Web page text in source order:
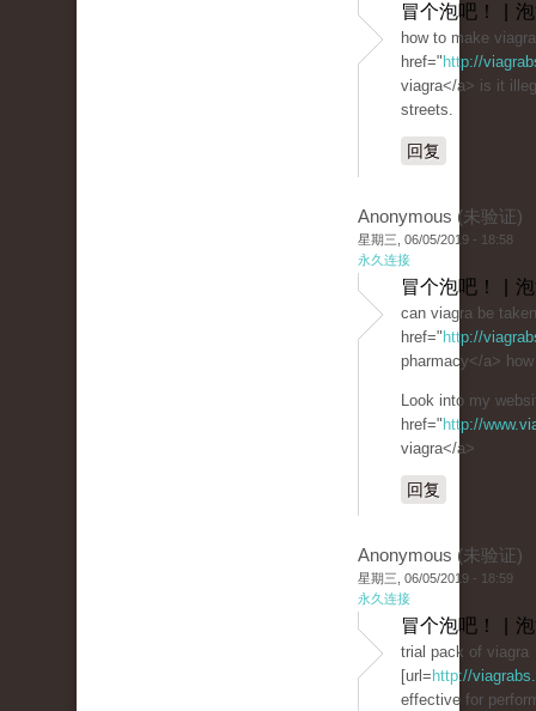
冒个泡吧！ |
how to make
href=" http://
viagra</a> is it
streets.
回复
Anonymous (未验证)
星期三, 06/05/2019 - 18:58
永久连接
冒个泡吧！ |
can viagra be
href=" http://
pharmacy</a>
Look into my
href=" http://
viagra</a>
回复
Anonymous (未验证)
星期三, 06/05/2019 - 18:59
永久连接
冒个泡吧！ |
trial pack of viagra
[url= http://
effective for